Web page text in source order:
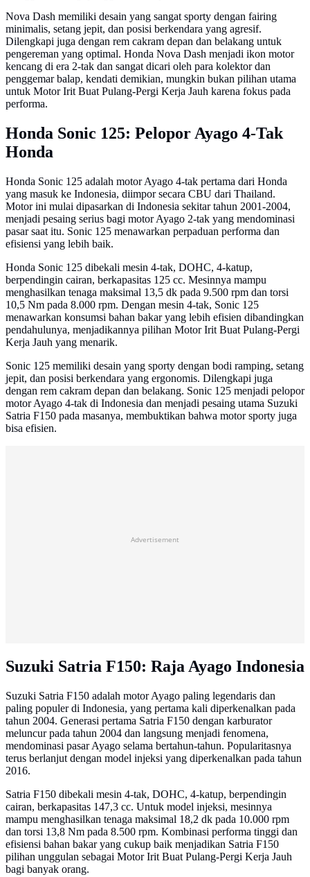
Nova Dash memiliki desain yang sangat sporty dengan fairing
minimalis, setang jepit, dan posisi berkendara yang agresif.
Dilengkapi juga dengan rem cakram depan dan belakang untuk
pengereman yang optimal. Honda Nova Dash menjadi ikon motor
kencang di era 2-tak dan sangat dicari oleh para kolektor dan
penggemar balap, kendati demikian, mungkin bukan pilihan utama
untuk Motor Irit Buat Pulang-Pergi Kerja Jauh karena fokus pada
performa.
Honda Sonic 125: Pelopor Ayago 4-Tak
Honda
Honda Sonic 125 adalah motor Ayago 4-tak pertama dari Honda
yang masuk ke Indonesia, diimpor secara CBU dari Thailand.
Motor ini mulai dipasarkan di Indonesia sekitar tahun 2001-2004,
menjadi pesaing serius bagi motor Ayago 2-tak yang mendominasi
pasar saat itu. Sonic 125 menawarkan perpaduan performa dan
efisiensi yang lebih baik.
Honda Sonic 125 dibekali mesin 4-tak, DOHC, 4-katup,
berpendingin cairan, berkapasitas 125 cc. Mesinnya mampu
menghasilkan tenaga maksimal 13,5 dk pada 9.500 rpm dan torsi
10,5 Nm pada 8.000 rpm. Dengan mesin 4-tak, Sonic 125
menawarkan konsumsi bahan bakar yang lebih efisien dibandingkan
pendahulunya, menjadikannya pilihan Motor Irit Buat Pulang-Pergi
Kerja Jauh yang menarik.
Sonic 125 memiliki desain yang sporty dengan bodi ramping, setang
jepit, dan posisi berkendara yang ergonomis. Dilengkapi juga
dengan rem cakram depan dan belakang. Sonic 125 menjadi pelopor
motor Ayago 4-tak di Indonesia dan menjadi pesaing utama Suzuki
Satria F150 pada masanya, membuktikan bahwa motor sporty juga
bisa efisien.
Advertisement
Suzuki Satria F150: Raja Ayago Indonesia
Suzuki Satria F150 adalah motor Ayago paling legendaris dan
paling populer di Indonesia, yang pertama kali diperkenalkan pada
tahun 2004. Generasi pertama Satria F150 dengan karburator
meluncur pada tahun 2004 dan langsung menjadi fenomena,
mendominasi pasar Ayago selama bertahun-tahun. Popularitasnya
terus berlanjut dengan model injeksi yang diperkenalkan pada tahun
2016.
Satria F150 dibekali mesin 4-tak, DOHC, 4-katup, berpendingin
cairan, berkapasitas 147,3 cc. Untuk model injeksi, mesinnya
mampu menghasilkan tenaga maksimal 18,2 dk pada 10.000 rpm
dan torsi 13,8 Nm pada 8.500 rpm. Kombinasi performa tinggi dan
efisiensi bahan bakar yang cukup baik menjadikan Satria F150
pilihan unggulan sebagai Motor Irit Buat Pulang-Pergi Kerja Jauh
bagi banyak orang.